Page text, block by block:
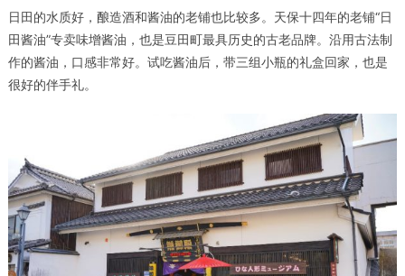
日田的水质好，酿造酒和酱油的老铺也比较多。天保十四年的老铺“日
田酱油”专卖味增酱油，也是豆田町最具历史的古老品牌。沿用古法制
作的酱油，口感非常好。试吃酱油后，带三组小瓶的礼盒回家，也是
很好的伴手礼。